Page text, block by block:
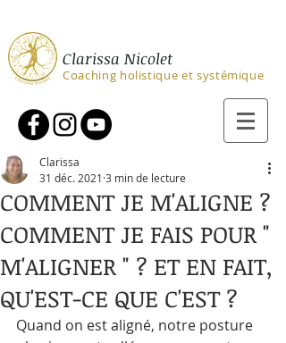
Clarissa Nicolet
Coaching holistique et systémique
COMMENT JE M'ALIGNE ?
COMMENT JE FAIS POUR "
M'ALIGNER " ? ET EN FAIT,
QU'EST-CE QUE C'EST ?
Clarissa
31 déc. 2021 3 min de lecture
Quand on est aligné, notre posture